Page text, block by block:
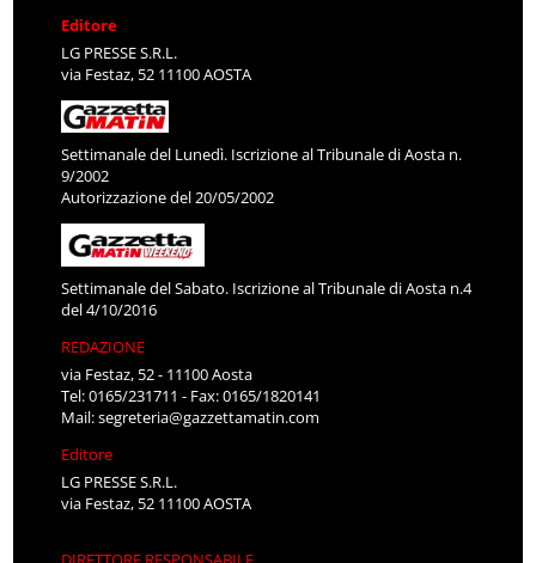
Editore
LG PRESSE S.R.L.
via Festaz, 52 11100 AOSTA
Settimanale del Lunedì. Iscrizione al Tribunale di Aosta n.
9/2002
Autorizzazione del 20/05/2002
Settimanale del Sabato. Iscrizione al Tribunale di Aosta n.4
del 4/10/2016
REDAZIONE
via Festaz, 52 - 11100 Aosta
Tel: 0165/231711 - Fax: 0165/1820141
Mail:segreteria@gazzettamatin.com
Editore
LG PRESSE S.R.L.
via Festaz, 52 11100 AOSTA